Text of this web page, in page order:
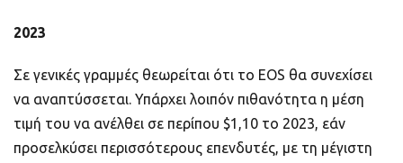
2023
Σε γενικές γραμμές θεωρείται ότι το EOS θα συνεχίσει
να αναπτύσσεται. Υπάρχει λοιπόν πιθανότητα η μέση
τιμή του να ανέλθει σε περίπου $1,10 το 2023, εάν
προσελκύσει περισσότερους επενδυτές, με τη μέγιστη